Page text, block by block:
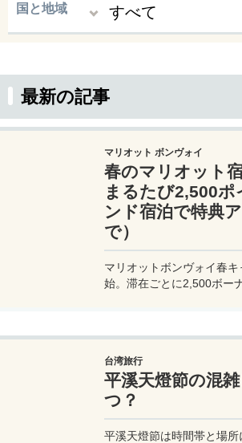
国と地域
最新の記事
マリオット ボンヴォイ
春のマリオット
まるたび2,500ポ
ンド宿泊で特典
で）
マリオットボンヴォイ春
始。滞在ごとに2,500ボー
台湾旅行
平溪天燈節の混
つ？
平溪天燈節は時間帯と場